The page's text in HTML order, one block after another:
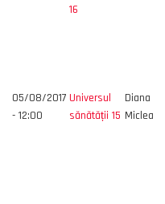
16
05/08/2017
- 12:00
Universul
sănătății 15
Diana
Miclea